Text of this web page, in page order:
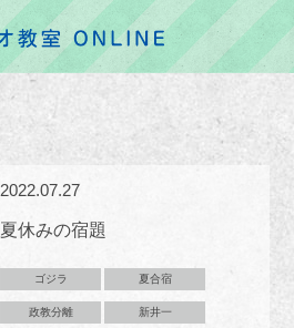
2022.07.27
夏休みの宿題
ゴジラ 夏合宿
政教分離 新井一